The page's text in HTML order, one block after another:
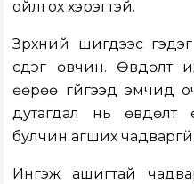
ойлгох хэрэгтэй.
Зүрхний шигдээс
үүсдэг өвчин. Өвдөлт
өөрөө гүйгээд эмчид
дутагдал нь өвдөлт
булчин агших чадваргүй
Ингэж ашигтай